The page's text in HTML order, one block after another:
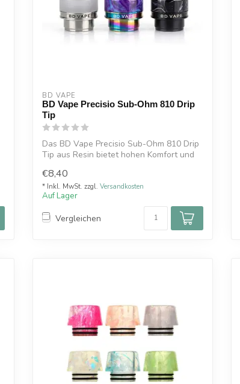
BD VAPE
BD Vape Precisio Sub-Ohm 810 Drip
Tip
Das BD Vape Precisio Sub-Ohm 810 Drip
Tip aus Resin bietet hohen Komfort und
€8,40
* Inkl. MwSt. zzgl. Versandkosten
Auf Lager
Vergleichen